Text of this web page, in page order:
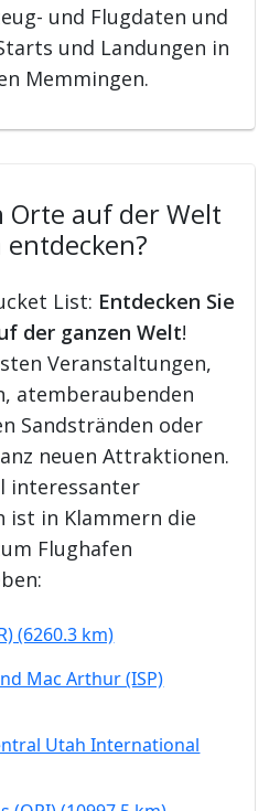
und Flugdaten und
und Landungen in
Memmingen.
Orte auf der Welt
List: Entdecken Sie
der ganzen Welt!
Veranstaltungen,
atemberaubenden
Sandstränden oder
neuen Attraktionen.
interessanter
ist in Klammern die
Flughafen
(6260.3 km)
Mac Arthur (ISP)
Utah International